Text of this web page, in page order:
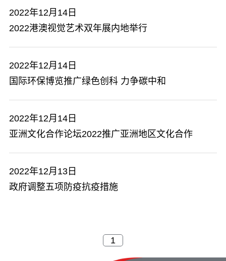
2022年12月14日
2022港澳视觉艺术双年展内地举行
2022年12月14日
国际环保博览推广绿色创科 力争碳中和
2022年12月14日
亚洲文化合作论坛2022推广亚洲地区文化合作
2022年12月13日
政府调整五项防疫抗疫措施